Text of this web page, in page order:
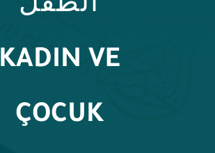
الطفل
KADIN VE
ÇOCUK